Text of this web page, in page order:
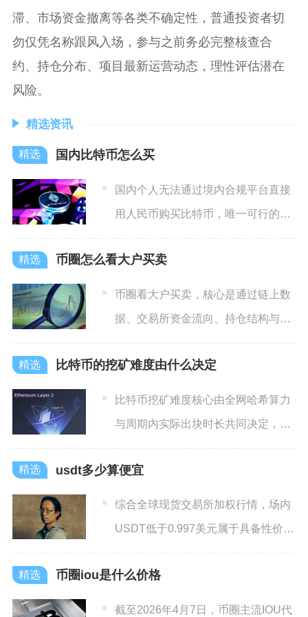
滞、市场资金撤离等各类不确定性，普通投资者切
勿仅凭名称跟风入场，参与之前务必完整核查合
约、持仓分布、项目最新运营动态，理性评估潜在
风险。
精选资讯
国内比特币怎么买
国内个人无法通过境内合规平台直接
用人民币购买比特币，唯一可行的路
径是：先出境或用境外合规账
币圈怎么看大户买卖
币圈看大户买卖，核心是通过链上数
据、交易所资金流向、持仓结构与大
额异动四大维度交叉验证，锁
比特币的挖矿难度由什么决定
比特币挖矿难度核心由全网哈希算力
与周期内实际出块时长共同决定，依
托中本聪预埋在底层代码的自
usdt多少算便宜
综合全球现货交易所加权行情，场内
USDT低于0.997美元属于具备性价比
的低价区间，0.9
币圈iou是什么价格
截至2026年4月7日，币圈主流IOU代